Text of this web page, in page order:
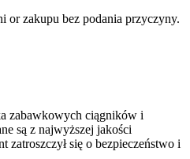
or zakupu bez podania przyczyny.
zabawkowych ciągników i
są z najwyższej jakości
zatroszczył się o bezpieczeństwo i